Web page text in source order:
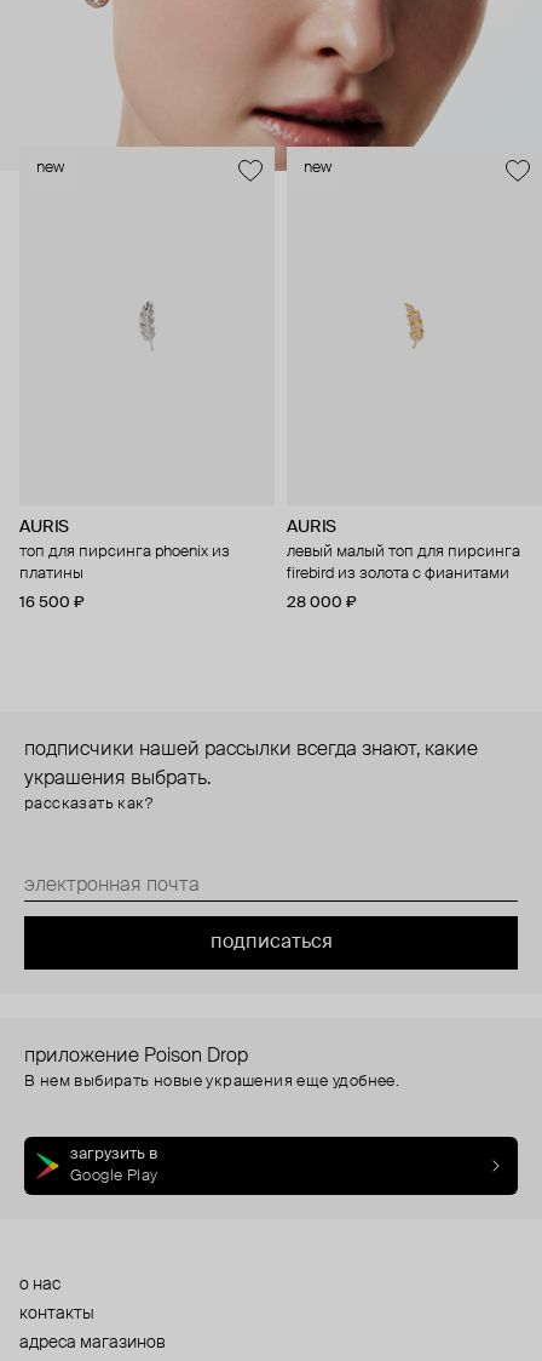
new
AURIS
топ для пирсинга phoenix из
платины
16 500 ₽
new
AURIS
левый малый топ для пирсинга
firebird из золота с фианитами
28 000 ₽
подписчики нашей рассылки всегда знают, какие
украшения выбрать.
рассказать как?
подписаться
приложение Poison Drop
В нем выбирать новые украшения еще удобнее.
загрузить в
Google Play
о нас
контакты
адреса магазинов